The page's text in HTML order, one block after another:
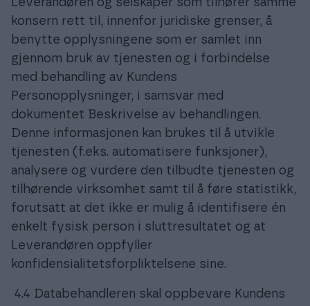
Leverandøren og selskaper som tilhører samme
konsern rett til, innenfor juridiske grenser, å
benytte opplysningene som er samlet inn
gjennom bruk av tjenesten og i forbindelse
med behandling av Kundens
Personopplysninger, i samsvar med
dokumentet Beskrivelse av behandlingen.
Denne informasjonen kan brukes til å utvikle
tjenesten (f.eks. automatisere funksjoner),
analysere og vurdere den tilbudte tjenesten og
tilhørende virksomhet samt til å føre statistikk,
forutsatt at det ikke er mulig å identifisere én
enkelt fysisk person i sluttresultatet og at
Leverandøren oppfyller
konfidensialitetsforpliktelsene sine.
4.4 Databehandleren skal oppbevare Kundens